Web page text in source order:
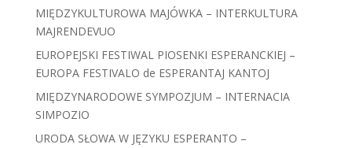
MIĘDZYKULTUROWA MAJÓWKA – INTERKULTURA
MAJRENDEVUO
EUROPEJSKI FESTIWAL PIOSENKI ESPERANCKIEJ –
EUROPA FESTIVALO de ESPERANTAJ KANTOJ
MIĘDZYNARODOWE SYMPOZJUM – INTERNACIA
SIMPOZIO
URODA SŁOWA W JĘZYKU ESPERANTO –